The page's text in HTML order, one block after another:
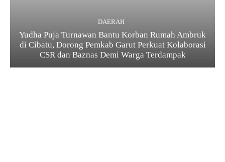
DAERAH
Yudha Puja Turnawan Bantu Korban Rumah Ambruk
di Cibatu, Dorong Pemkab Garut Perkuat Kolaborasi
CSR dan Baznas Demi Warga Terdampak